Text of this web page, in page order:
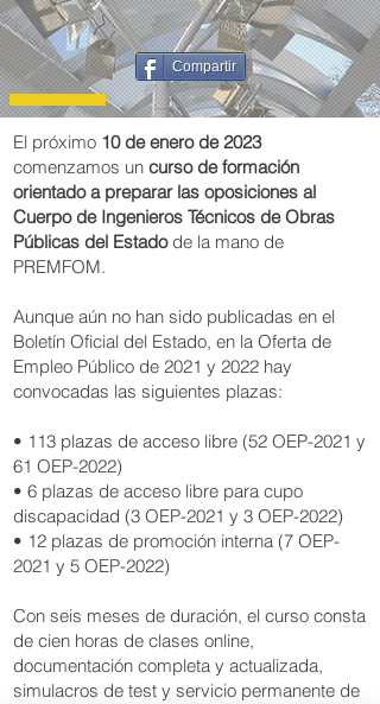
Compartir
El próximo 10 de enero de 2023
comenzamos un curso de formación
orientado a preparar las oposiciones al
Cuerpo de Ingenieros Técnicos de Obras
Públicas del Estadode la mano de
PREMFOM.
Aunque aún no han sido publicadas en el
Boletín Oficial del Estado, en la Oferta de
Empleo Público de 2021 y 2022 hay
convocadas las siguientes plazas:
• 113 plazas de acceso libre (52 OEP-2021 y
61 OEP-2022)
• 6 plazas de acceso libre para cupo
discapacidad (3 OEP-2021 y 3 OEP-2022)
• 12 plazas de promoción interna (7 OEP-
2021 y 5 OEP-2022)
Con seis meses de duración, el curso consta
de cien horas de clases online,
documentación completa y actualizada,
simulacros de test y servicio permanente de